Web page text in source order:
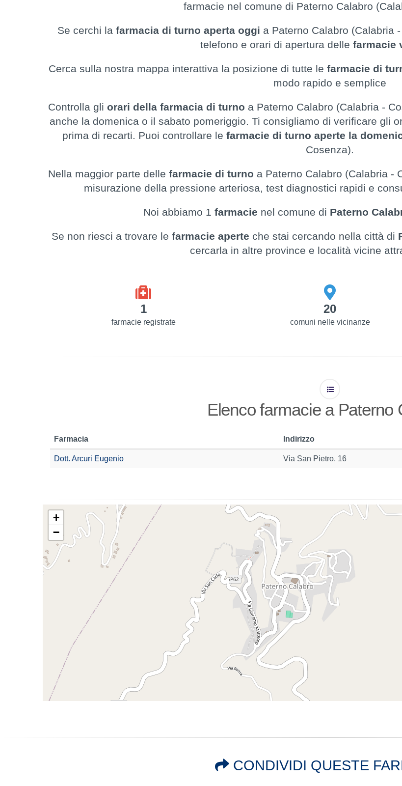
farmacie nel comune di Paterno Calabro
Se cerchi la farmacia di turno aperta oggi a Paterno Calabro (Calabria
telefono e orari di apertura delle farmacie
Cerca sulla nostra mappa interattiva la posizione di tutte le farmacie di
modo rapido e semplice
Controlla gli orari della farmacia di turno a Paterno Calabro (Calabria -
anche la domenica o il sabato pomeriggio. Ti consigliamo di verificare gli
prima di recarti. Puoi controllare le farmacie di turno aperte la
Cosenza).
Nella maggior parte delle farmacie di turno a Paterno Calabro (Calabria -
misurazione della pressione arteriosa, test diagnostici rapidi e
Noi abbiamo 1 farmacie nel comune di Paterno
Se non riesci a trovare le farmacie aperte che stai cercando nella città di
cercarla in altre province e località vicine
1
farmacie registrate
20
comuni nelle vicinanze
Elenco farmacie a Paterno
Farmacia Indirizzo
Dott. Arcuri Eugenio Via San Pietro, 16
+
−
CONDIVIDI QUESTE